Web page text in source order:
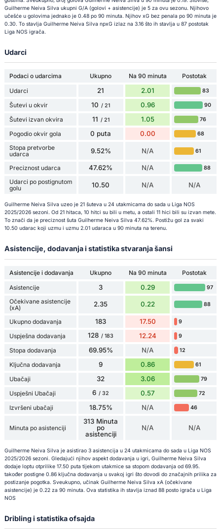
Guilherme Neiva Silva ukupni G/A (golovi + asistencije) je 5 za ovu sezonu. Njihovo
učešće u golovima jednako je 0.48 po 90 minuta. Njihov xG bez penala po 90 minuta je
0.30. To stavlja Guilherme Neiva Silva npxG izlaz na 3.16 što ih stavlja u 87 postotak
Liga NOS igrača.
Udarci
Podaci o udarcima Ukupno Na 90 minuta
Postotak
Udarci
21 2.01 83
Šutevi u okvir 10 / 21 0.96 90
Šutevi izvan okvira 11 / 21 1.05 76
Pogodio okvir gola 0 puta 0.00 68
Stopa pretvorbe
udarca
9.52% N/A 61
Preciznost udarca 47.62% N/A 88
Udarci po postignutom
golu
10.50 N/A N/A
Guilherme Neiva Silva uzeo je 21 šuteva u 24 utakmicama do sada u Liga NOS
2025/2026 sezoni. Od 21 hitaca, 10 hitci su bili u metu, a ostali 11 hici bili su izvan mete.
To znači da je preciznost šuta Guilherme Neiva Silva 47.62%. Postižu gol za svaki
10.50 udarac koji uzmu i uzmu 2.01 udaraca u 90 minuta na terenu.
Asistencije, dodavanja i statistika stvaranja šansi
Asistencije i dodavanja Ukupno Na 90 minuta
Postotak
Asistencije
3 0.29 97
Očekivane asistencije
(xA)
2.35 0.22 88
Ukupno dodavanja 183 17.50 9
Uspješna dodavanja 128 / 183 12.24 9
Stopa dodavanja 69.95% N/A 12
Ključna dodavanja 9 0.86 61
Ubačaji 32 3.06 79
Uspješni Ubačaji 6 / 32 0.57 72
Izvršeni ubačaji 18.75% N/A 46
Minuta po asistenciji
313 Minuta
po
asistenciji
N/A N/A
Guilherme Neiva Silva je asistirao 3 asistencija u 24 utakmicama do sada u Liga NOS
2025/2026 sezoni. Gledajući njihov aspekt dodavanja u igri, Guilherme Neiva Silva
dodaje loptu otprilike 17.50 puta tijekom utakmice sa stopom dodavanja od 69.95.
također postigne 0.86 ključna dodavanja u svakoj igri što dovodi do značajnih prilika za
postizanje pogotka. Sveukupno, učinak Guilherme Neiva Silva xA (očekivane
asistencije) je 0.22 za 90 minuta. Ova statistika ih stavlja iznad 88 posto igrača u Liga
NOS
Dribling i statistika ofsajda